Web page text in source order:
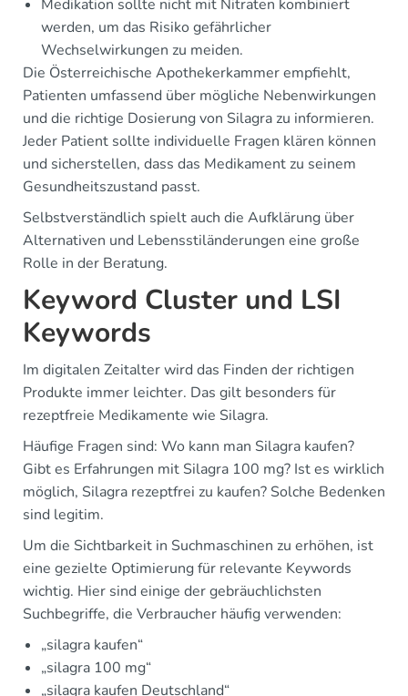
Medikation sollte nicht mit Nitraten kombiniert
werden, um das Risiko gefährlicher
Wechselwirkungen zu meiden.
Die Österreichische Apothekerkammer empfiehlt,
Patienten umfassend über mögliche Nebenwirkungen
und die richtige Dosierung von Silagra zu informieren.
Jeder Patient sollte individuelle Fragen klären können
und sicherstellen, dass das Medikament zu seinem
Gesundheitszustand passt.
Selbstverständlich spielt auch die Aufklärung über
Alternativen und Lebensstiländerungen eine große
Rolle in der Beratung.
Keyword Cluster und LSI
Keywords
Im digitalen Zeitalter wird das Finden der richtigen
Produkte immer leichter. Das gilt besonders für
rezeptfreie Medikamente wie Silagra.
Häufige Fragen sind: Wo kann man Silagra kaufen?
Gibt es Erfahrungen mit Silagra 100 mg? Ist es wirklich
möglich, Silagra rezeptfrei zu kaufen? Solche Bedenken
sind legitim.
Um die Sichtbarkeit in Suchmaschinen zu erhöhen, ist
eine gezielte Optimierung für relevante Keywords
wichtig. Hier sind einige der gebräuchlichsten
Suchbegriffe, die Verbraucher häufig verwenden:
„silagra kaufen“
„silagra 100 mg“
„silagra kaufen Deutschland“